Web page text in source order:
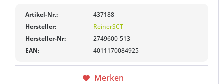
Artikel-Nr.:
437188
Hersteller:
ReinerSCT
Hersteller-Nr:
2749600-513
EAN:
4011170084925
Merken